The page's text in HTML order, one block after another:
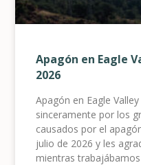
Apagón en Eagle
2026
Apagón en Eagle
sinceramente por los
causados por el
julio de 2026 y les
mientras